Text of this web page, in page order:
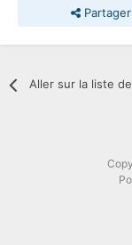
Partager
Aller sur la liste